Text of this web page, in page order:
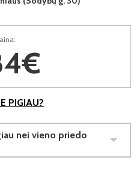
PIGIAU?
nei vieno priedo